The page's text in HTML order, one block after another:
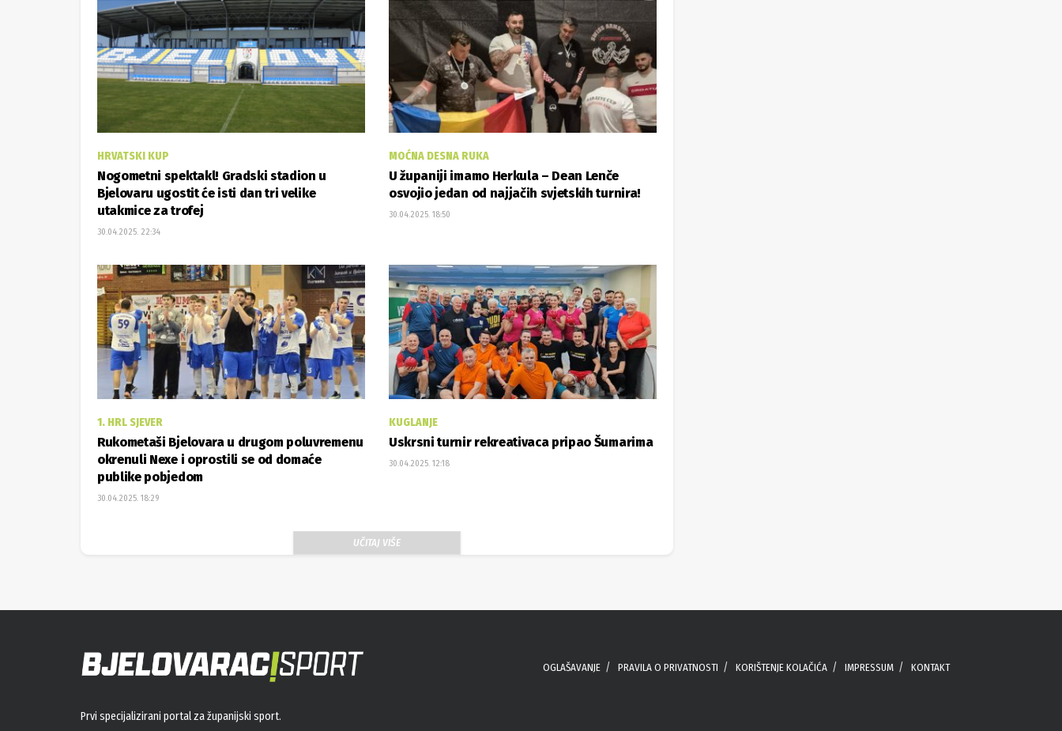
HRVATSKI KUP
Nogometni spektakl! Gradski stadion u
Bjelovaru ugostit će isti dan tri velike
utakmice za trofej
30.04.2025. 22:34
MOĆNA DESNA RUKA
U županiji imamo Herkula – Dean Lenče
osvojio jedan od najjačih svjetskih turnira!
30.04.2025. 18:50
1. HRL SJEVER
Rukometaši Bjelovara u drugom poluvremenu
okrenuli Nexe i oprostili se od domaće
publike pobjedom
30.04.2025. 18:29
KUGLANJE
Uskrsni turnir rekreativaca pripao Šumarima
30.04.2025. 12:18
UČITAJ VIŠE
Prvi specijalizirani portal za županijski sport.
OGLAŠAVANJE PRAVILA O PRIVATNOSTI KORIŠTENJE KOLAČIĆA IMPRESSUM KONTAKT